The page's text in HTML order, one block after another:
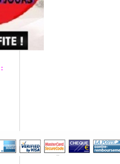
: